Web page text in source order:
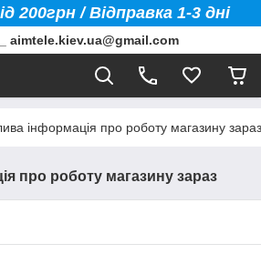
200грн / Відправка 1-3 дні
aimtele.kiev.ua@gmail.com
інформація про роботу магазину зараз
про роботу магазину зараз